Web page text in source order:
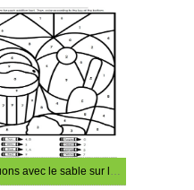
Jouons avec le sable sur la plage coloriage par numéro